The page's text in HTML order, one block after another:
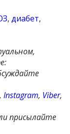
,диабет,
,Instagram, Viber,
присылайте